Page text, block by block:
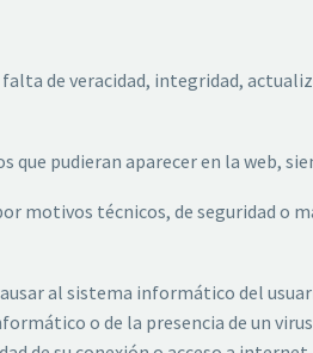
de veracidad, integridad,
pudieran aparecer en la web,
motivos técnicos, de seguridad o
al sistema informático del
o de la presencia de un